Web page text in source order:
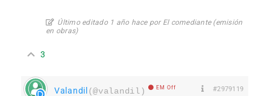
Último editado 1 año hace por El comediante (emisión
en obras)
3
Valandil (@valandil) EM Off #2979119